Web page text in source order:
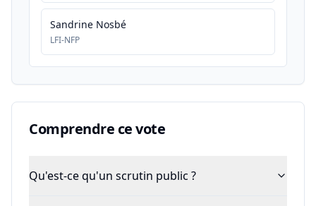
Sandrine Nosbé
LFI-NFP
Comprendre ce vote
Qu'est-ce qu'un scrutin public ?